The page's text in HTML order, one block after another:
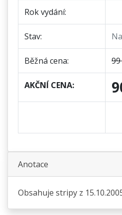
Rok vydání:
Stav:
Běžná cena:
AKČNÍ CENA:
Anotace
Obsahuje stripy z